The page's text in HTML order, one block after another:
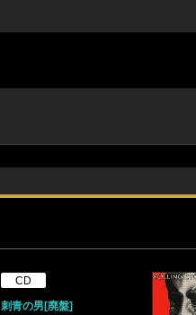
CD
刺青の男[廃盤]